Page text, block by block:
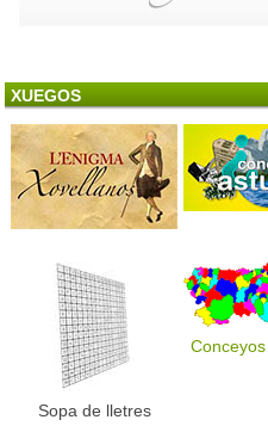
XUEGOS
Sopa de lletres